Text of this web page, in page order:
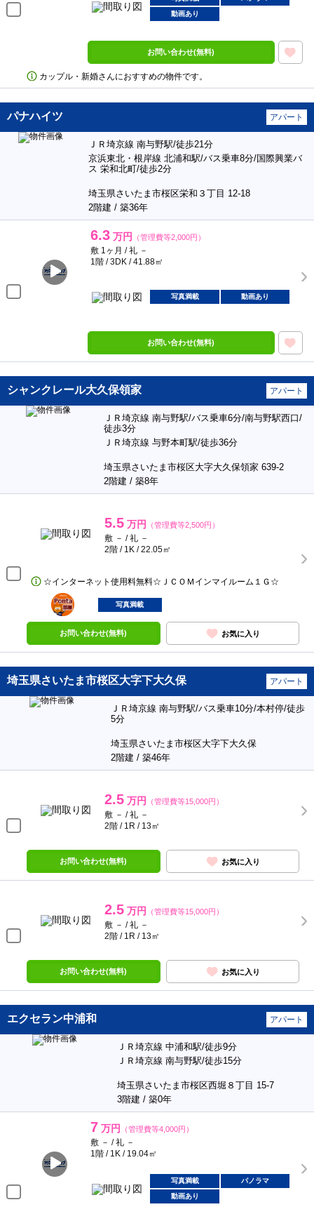
動画あり
お問い合わせ(無料)
カップル・新婚さんにおすすめの物件です。
パナハイツ アパート
ＪＲ埼京線 南与野駅/徒歩21分
京浜東北・根岸線 北浦和駅/バス乗車8分/国際興業バ
ス 栄和北町/徒歩2分
埼玉県さいたま市桜区栄和３丁目 12-18
2階建 / 築36年
6.3 万円 （管理費等2,000円）
敷 1ヶ月 / 礼 －
1階 / 3DK / 41.88㎡
写真満載 動画あり
お問い合わせ(無料)
シャンクレール大久保領家 アパート
ＪＲ埼京線 南与野駅/バス乗車6分/南与野駅西口/
徒歩3分
ＪＲ埼京線 与野本町駅/徒歩36分
埼玉県さいたま市桜区大字大久保領家 639-2
2階建 / 築8年
5.5 万円 （管理費等2,500円）
敷 － / 礼 －
2階 / 1K / 22.05㎡
☆インターネット使用料無料☆ＪＣＯＭインマイルーム１Ｇ☆
ポンタ
部屋
写真満載
お問い合わせ(無料) お気に入り
埼玉県さいたま市桜区大字下大久保 アパート
ＪＲ埼京線 南与野駅/バス乗車10分/本村停/徒歩
5分
埼玉県さいたま市桜区大字下大久保
2階建 / 築46年
2.5 万円 （管理費等15,000円）
敷 － / 礼 －
2階 / 1R / 13㎡
お問い合わせ(無料) お気に入り
2.5 万円 （管理費等15,000円）
敷 － / 礼 －
2階 / 1R / 13㎡
お問い合わせ(無料) お気に入り
エクセラン中浦和 アパート
ＪＲ埼京線 中浦和駅/徒歩9分
ＪＲ埼京線 南与野駅/徒歩15分
埼玉県さいたま市桜区西堀８丁目 15-7
3階建 / 築0年
7 万円 （管理費等4,000円）
敷 － / 礼 －
1階 / 1K / 19.04㎡
写真満載
パノラマ
動画あり